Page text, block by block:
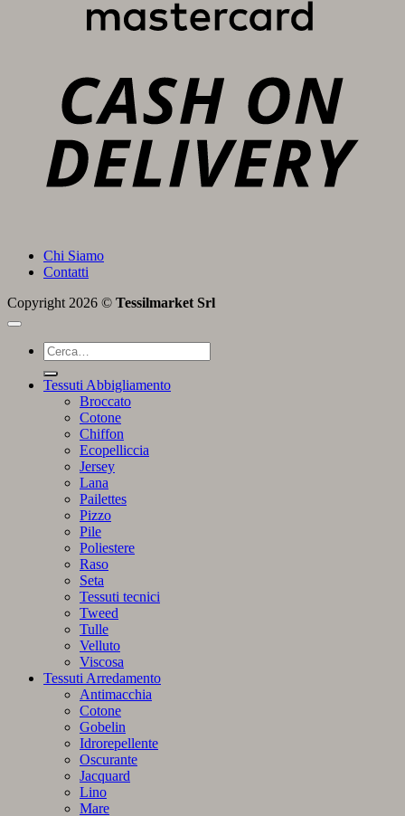
Chi Siamo
Contatti
Copyright 2026 © Tessilmarket Srl
Cerca:
Tessuti Abbigliamento
Broccato
Cotone
Chiffon
Ecopelliccia
Jersey
Lana
Pailettes
Pizzo
Pile
Poliestere
Raso
Seta
Tessuti tecnici
Tweed
Tulle
Velluto
Viscosa
Tessuti Arredamento
Antimacchia
Cotone
Gobelin
Idrorepellente
Oscurante
Jacquard
Lino
Mare